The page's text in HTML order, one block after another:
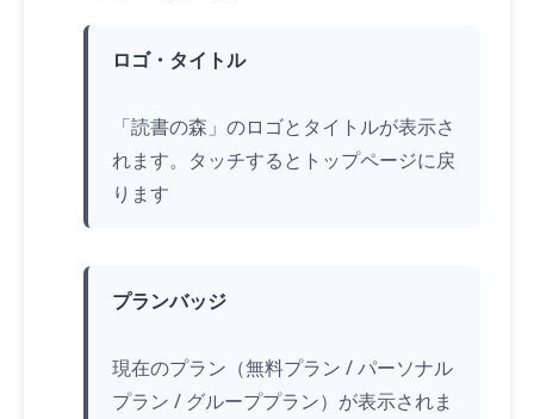
ロゴ・タイトル
「読書の森」のロゴとタイトルが表示さ
れます。 タッチするとトップページに戻
ります
プランバッジ
現在のプラン（無料プラン / パーソナル
プラン / グループプラン）が表示されま